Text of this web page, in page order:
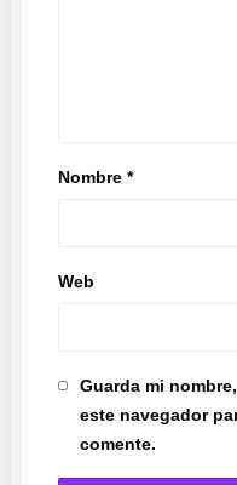
Nombre *
Web
Guarda mi
este navegador
comente.